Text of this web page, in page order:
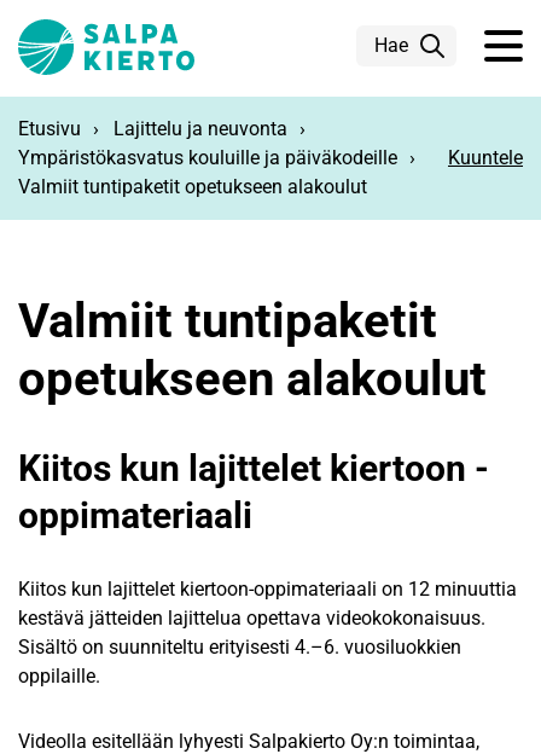
Hae
Etusivu
Lajittelu ja neuvonta
Ympäristökasvatus kouluille ja päiväkodeille
Valmiit tuntipaketit opetukseen alakoulut
Kuuntele
Valmiit tuntipaketit
opetukseen alakoulut
Kiitos kun lajittelet kiertoon -
oppimateriaali
Kiitos kun lajittelet kiertoon-oppimateriaali on 12 minuuttia
kestävä jätteiden lajittelua opettava videokokonaisuus.
Sisältö on suunniteltu erityisesti 4.–6. vuosiluokkien
oppilaille.
Videolla esitellään lyhyesti Salpakierto Oy:n toimintaa,